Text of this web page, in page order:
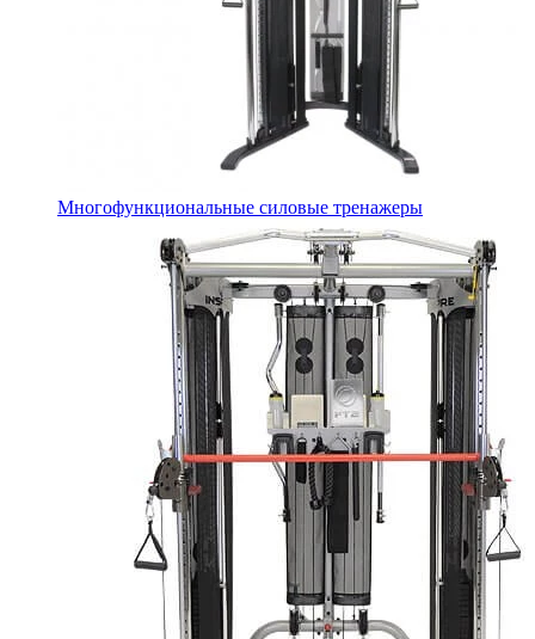
Многофункциональные силовые тренажеры